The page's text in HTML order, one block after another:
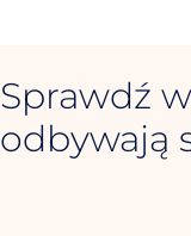
Sprawdź
odbywają